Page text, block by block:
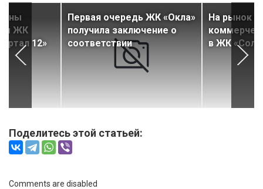
ЖК
12»
Первая очередь ЖК «Окла»
получила заключение о
соответствии
На рынок
в ЖК
Поделитесь этой статьей:
Comments are disabled